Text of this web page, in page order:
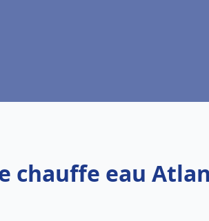
chauffe eau